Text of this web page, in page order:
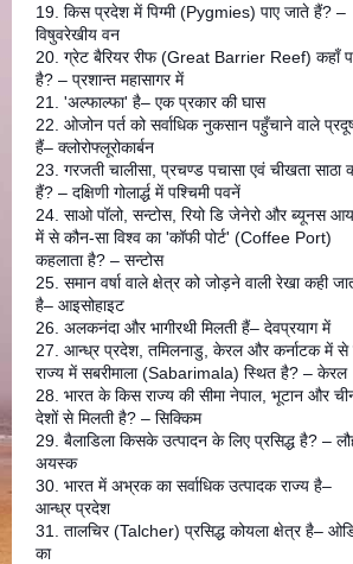
19. किस प्रदेश में पिग्मी (Pygmies) पाए जाते हैं? –
विषुवरेखीय वन
20. ग्रेट बैरियर रीफ (Great Barrier Reef) कहाँ
है? – प्रशान्त महासागर में
21. 'अल्फाल्फा' है– एक प्रकार की घास
22. ओजोन पर्त को सर्वाधिक नुकसान पहुँचाने वाले
हैं– क्लोरोफ्लूरोकार्बन
23. गरजती चालीसा, प्रचण्ड पचासा एवं चीखता साठा
हैं? – दक्षिणी गोलार्द्ध में पश्चिमी पवनें
24. साओ पॉलो, सन्टोस, रियो डि जेनेरो और ब्यूनस
में से कौन-सा विश्व का 'कॉफी पोर्ट' (Coffee Port)
कहलाता है? – सन्टोस
25. समान वर्षा वाले क्षेत्र को जोड़ने वाली रेखा कही
है– आइसोहाइट
26. अलकनंदा और भागीरथी मिलती हैं– देवप्रयाग में
27. आन्ध्र प्रदेश, तमिलनाडु, केरल और कर्नाटक में से
राज्य में सबरीमाला (Sabarimala) स्थित है? – केरल
28. भारत के किस राज्य की सीमा नेपाल, भूटान और
देशों से मिलती है? – सिक्किम
29. बैलाडिला किसके उत्पादन के लिए प्रसिद्ध है? –
अयस्क
30. भारत में अभ्रक का सर्वाधिक उत्पादक राज्य है–
आन्ध्र प्रदेश
31. तालचिर (Talcher) प्रसिद्ध कोयला क्षेत्र है–
का